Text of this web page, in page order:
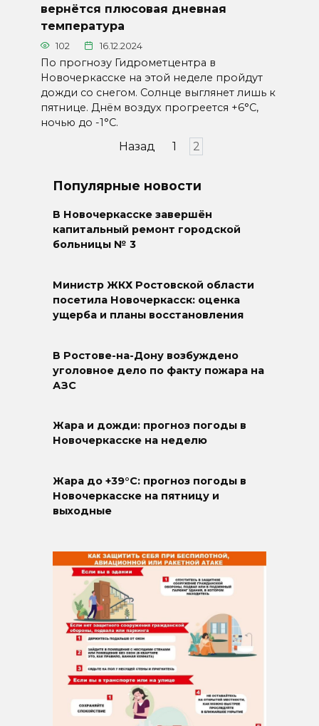
вернётся плюсовая дневная
температура
102 16.12.2024
По прогнозу Гидрометцентра в
Новочеркасске на этой неделе пройдут
дожди со снегом. Солнце выглянет лишь к
пятнице. Днём воздух прогреется +6°С,
ночью до -1°С.
Назад 1 2
Популярные новости
В Новочеркасске завершён
капитальный ремонт городской
больницы № 3
Министр ЖКХ Ростовской области
посетила Новочеркасск: оценка
ущерба и планы восстановления
В Ростове-на-Дону возбуждено
уголовное дело по факту пожара на
АЗС
Жара и дожди: прогноз погоды в
Новочеркасске на неделю
Жара до +39°C: прогноз погоды в
Новочеркасске на пятницу и
выходные